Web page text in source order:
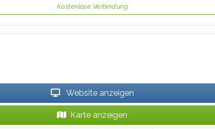
Kostenlose Verbindung
Website anzeigen
Karte anzeigen